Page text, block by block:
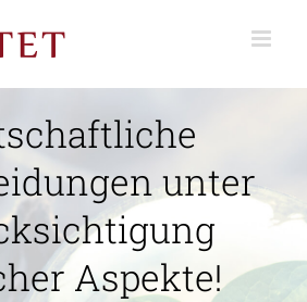
unter
Aspekte!